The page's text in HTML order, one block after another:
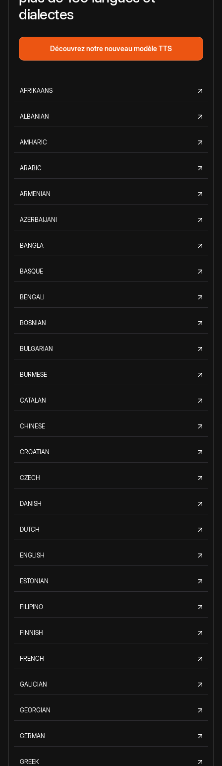
dialectes
Découvrez notre nouveau modèle TTS
AFRIKAANS
ALBANIAN
AMHARIC
ARABIC
ARMENIAN
AZERBAIJANI
BANGLA
BASQUE
BENGALI
BOSNIAN
BULGARIAN
BURMESE
CATALAN
CHINESE
CROATIAN
CZECH
DANISH
DUTCH
ENGLISH
ESTONIAN
FILIPINO
FINNISH
FRENCH
GALICIAN
GEORGIAN
GERMAN
GREEK